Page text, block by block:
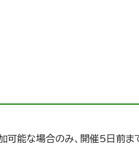
能な場合のみ、開催5日前ま